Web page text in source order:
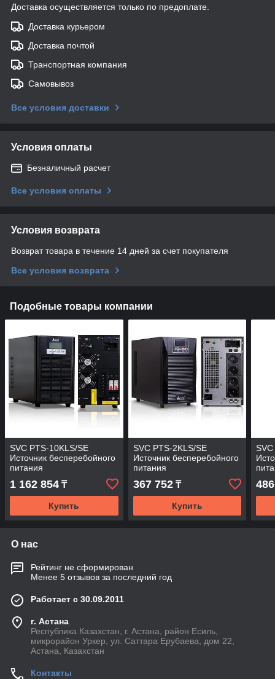
Доставка осуществляется только по предоплате.
Доставка курьером
Доставка почтой
Транспортная компания
Самовывоз
Все условия доставки
Условия оплаты
Безналичный расчет
Все условия оплаты
Условия возврата
Возврат товара в течение 14 дней за счет покупателя
Все условия возврата
Подобные товары компании
SVC PTS-10KLS/SE
Источник бесперебойного
питания
1 162 854 ₸
Купить
SVC PTS-2KLS/SE
Источник бесперебойного
питания
367 752₸
Купить
О нас
Рейтинг не сформирован
Менее 5 отзывов за последний год
Работает с 30.09.2011
г. Астана
Республика Казахстан, г. Астана, район Есиль,
микрорайон Уркер, ул. Саттара Ерубаева, дом 22,
Астана, Казахстан
Контакты